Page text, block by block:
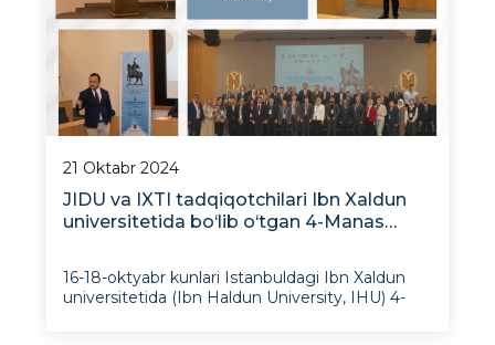
21 Oktabr 2024
JIDU va IXTI tadqiqotchilari Ibn Xaldun
universitetida bo‘lib o‘tgan 4-Manas
bog‘liqlik va hamkorlikni
mustahkamlash” konferensiyasida
ishtirok etdilar
16-18-oktyabr kunlari Istanbuldagi Ibn Xaldun
universitetida (Ibn Haldun University, IHU) 4-